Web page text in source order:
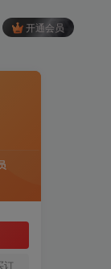
开通会员
订